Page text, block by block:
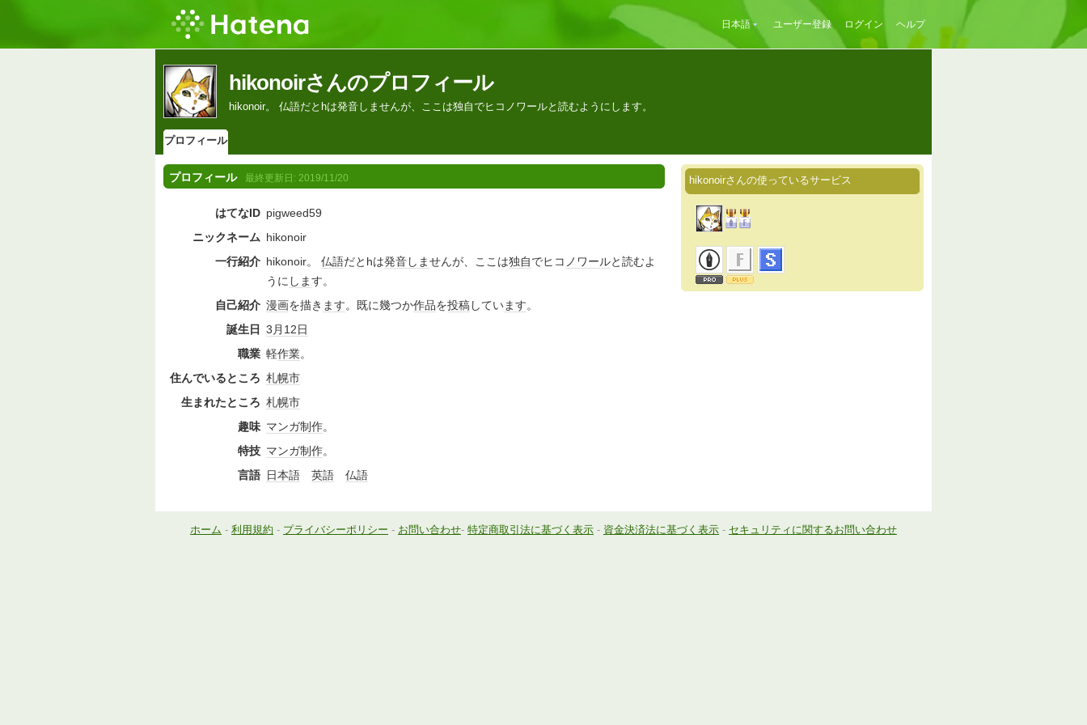
日本語 ユーザー登録 ログイン ヘルプ
hikonoirさんのプロフィール
hikonoir。 仏語だとhは発音しませんが、ここは独自でヒコノワールと読むようにします。
プロフィール
プロフィール 最終更新日: 2019/11/20
はてなID pigweed59
ニックネーム hikonoir
一行紹介 hikonoir。 仏語だとhは発音しませんが、ここは独自でヒコ ノワールと読むよ
うに します。
自己紹介 漫画を描き ます。既に幾つか作品を投稿しています。
誕生日
3月12日
職業 軽作業。
住んでいるところ 札幌市
生まれたところ 札幌市
趣味 マンガ制作。
特技 マンガ制作。
言語 日本語 英語 仏語
hikonoirさんの使っているサービス
ホーム - 利用規約 - プライバシーポリシー - お問い合わせ- 特定商取引法に基づく表示 - 資金決済法に基づく表示 - セキュリティに関するお問い合わせ